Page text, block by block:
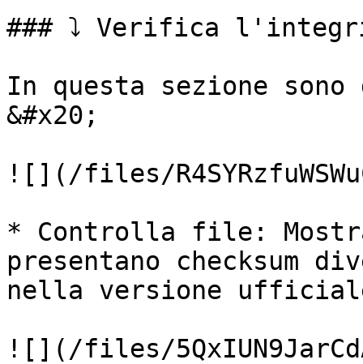
### ⤵️ Verifica
In questa sezione
&#x20;
![](/files/
* Controlla file:
presentano checksum
nella versione
![](/files/